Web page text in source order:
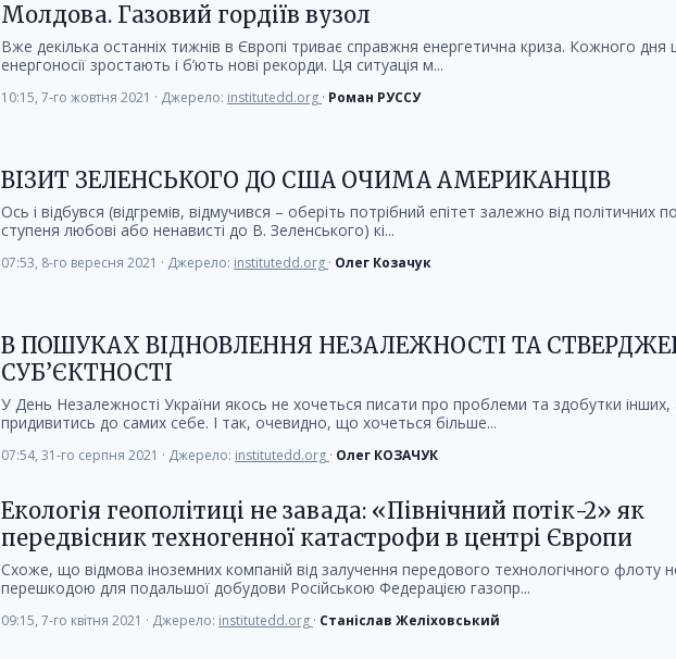
Молдова. Газовий гордіїв вузол
Вже декілька останніх тижнів в Європі триває справжня енергетична криза. Кожного дня
енергоносії зростають і б’ють нові рекорди. Ця ситуація м...
10:15, 7-го жовтня 2021 · Джерело: institutedd.org · Роман РУССУ
ВІЗИТ ЗЕЛЕНСЬКОГО ДО США ОЧИМА АМЕРИКАНЦІВ
Ось і відбувся (відгремів, відмучився – оберіть потрібний епітет залежно від політичних
ступеня любові або ненависті до В. Зеленського) кі...
07:53, 8-го вересня 2021 · Джерело: institutedd.org · Олег Козачук
В ПОШУКАХ ВІДНОВЛЕННЯ НЕЗАЛЕЖНОСТІ ТА
СУБ’ЄКТНОСТІ
У День Незалежності України якось не хочеться писати про проблеми та здобутки інших,
придивитись до самих себе. І так, очевидно, що хочеться більше...
07:54, 31-го серпня 2021 · Джерело: institutedd.org · Олег КОЗАЧУК
Екологія геополітиці не завада: «Північний потік-2» як
передвісник техногенної катастрофи в центрі Європи
Схоже, що відмова іноземних компаній від залучення передового технологічного флоту
перешкодою для подальшої добудови Російською Федерацією газопр...
09:15, 7-го квітня 2021 · Джерело: institutedd.org · Станіслав Желіховський